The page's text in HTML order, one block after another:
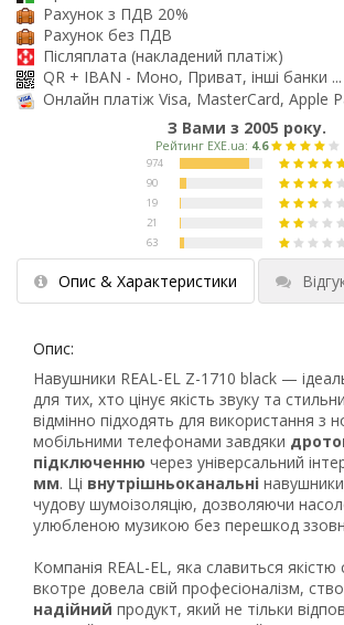
Рахунок з ПДВ 20%
Рахунок без ПДВ
Післяплата (накладений платіж)
QR + IBAN - Моно, Приват, інші банки ...
Онлайн платіж Visa, MasterCard, Apple
З Вами з 2005 року.
Опис & Характеристики
Опис:
Навушники REAL-EL Z-1710 black —
для тих, хто цінує якість звуку та
відмінно підходять для використання з
мобільними телефонами завдяки
підключенню через універсальний
мм. Ці внутрішньоканальні
чудову шумоізоляцію, дозволяючи
улюбленою музикою без перешкод
Компанія REAL-EL, яка славиться якістю
вкотре довела свій професіоналізм,
надійний продукт, який не тільки